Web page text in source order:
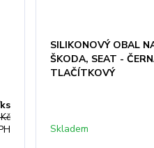
ks
SILIKONOVÝ OBAL
ŠKODA, SEAT -
TLAČÍTKOVÝ
Skladem